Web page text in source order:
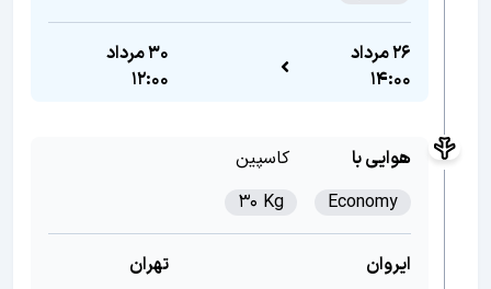
26 مرداد
14:00
30 مرداد
12:00
هوایی با
کاسپین
Economy
30 Kg
ایروان
تهران